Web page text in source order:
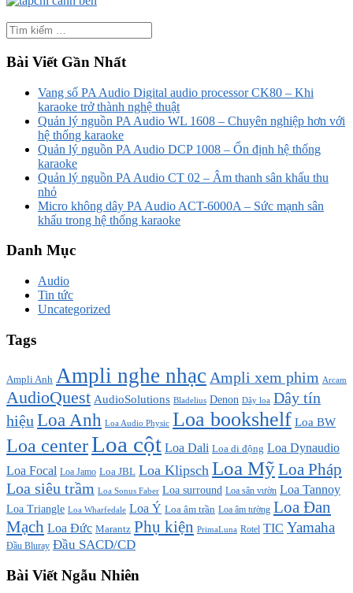
Bài Viết Gần Nhất
Vang số PA Audio Digital audio processor CK80 – Khi
karaoke trở thành nghệ thuật
Quản lý nguồn PA Audio WL 1608 – Chuyên nghiệp hơn với
hệ thống karaoke
Quản lý nguồn PA Audio DCP 1008 – Ổn định hệ thống
karaoke
Quản lý nguồn PA Audio CT 02 – Âm thanh sân khấu thu
nhỏ
Micro không dây PA Audio ACT-6000A – Sức mạnh sân
khấu trong hệ thống karaoke
Danh Mục
Audio
Tin tức
Uncategorized
Tags
Ampli Anh Ampli nghe nhạc Ampli xem phim Arcam
AudioQuest AudioSolutions Bladelius Denon Dây loa Dây tín
hiệu Loa Anh Loa Audio Physic Loa bookshelf Loa BW
Loa centerLoa cột Loa Dali Loa di động Loa Dynaudio
Loa Focal Loa Jamo Loa JBL Loa Klipsch Loa MỹLoa Pháp
Loa siêu trầm Loa Sonus Faber Loa surround Loa sân vườn Loa Tannoy
Loa Triangle Loa Wharfedale Loa Ý Loa âm trần Loa âm tường Loa Đan
Mạch Loa Đức Marantz Phụ kiện PrimaLuna Rotel TIC Yamaha
Đầu Bluray Đầu SACD/CD
Bài Viết Ngẫu Nhiên